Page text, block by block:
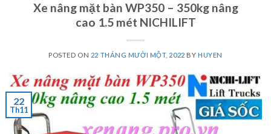
Xe nâng mặt bàn WP350 – 350kg nâng
cao 1.5 mét NICHILIFT
POSTED ON 22 THÁNG MƯỜI MỘT, 2022 BY HUYEN
22
Th11